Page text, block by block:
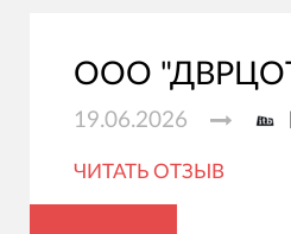
ООО
19.06.2026
ЧИТАТЬ ОТЗЫВ